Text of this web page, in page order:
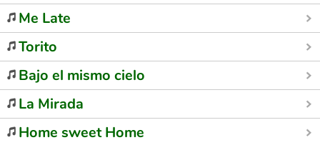
Me Late
Torito
Bajo el mismo cielo
La Mirada
Home sweet Home